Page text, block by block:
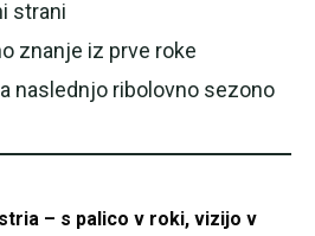
strani
znanje iz prve roke
naslednjo ribolovno sezono
– s palico v roki, vizijo v